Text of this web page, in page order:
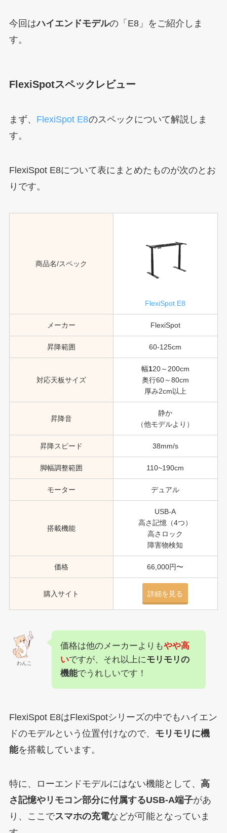
今回はハイエンドモデルの「E8」をご紹介しま
す。
FlexiSpotスペックレビュー
まず、 FlexiSpot E8のスペックについて解説しま
す。
FlexiSpot E8について表にまとめたものが次のとお
りです。
商品名/スペック
FlexiSpot E8
メーカー FlexiSpot
昇降範囲 60-125cm
対応天板サイズ
幅120～200cm
奥行60～80cm
厚み2cm以上
昇降音
静か
（他モデルより）
昇降スピード 38mm/s
脚幅調整範囲 110~190cm
モーター デュアル
搭載機能
USB-A
高さ記憶（4つ）
高さロック
障害物検知
価格 66,000円〜
購入サイト 詳細を見る
わんこ
価格は他のメーカーよりもやや高
いですが、それ以上にモリモリの
機能でうれしいです！
FlexiSpot E8はFlexiSpotシリーズの中でもハイエン
ドのモデルという位置付けなので、 モリモリに機
能を搭載しています。
特に、ローエンドモデルにはない機能として、 高
さ記憶やリモコン部分に付属するUSB-A端子があ
り、ここでスマホの充電などが可能となっていま